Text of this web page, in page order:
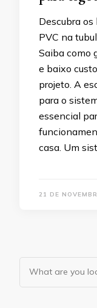
Descubra
PVC na
Saiba como
e baixo
projeto. A
para o
essencial
casa. Um
21 DE
Looking
for